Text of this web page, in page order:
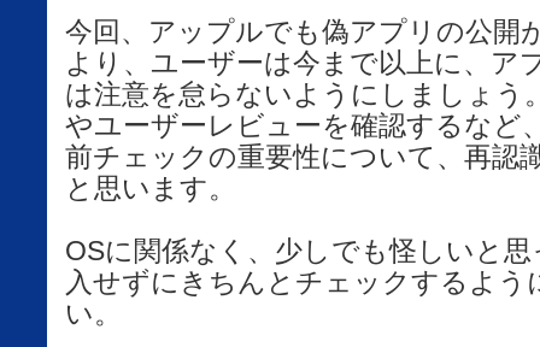
今回、アップルでも偽アプリの公開
より、ユーザーは今まで以上に、ア
は注意を怠らないようにしましょう
やユーザーレビューを確認するなど
前チェックの重要性について、再認
と思います。
OSに関係なく、少しでも怪しいと
入せずにきちんとチェックするよう
い。